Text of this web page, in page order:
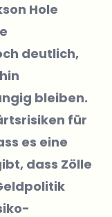
Hole
deutlich,
bleiben.
für
es eine
dass Zölle